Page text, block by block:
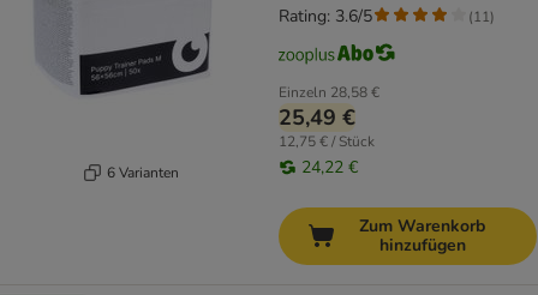
6 Varianten
Einzeln 28,58 €
25,49 €
12,75 € / Stück
24,22 €
Rating: 3.6/5 (11)
Zum Warenkorb
hinzufügen